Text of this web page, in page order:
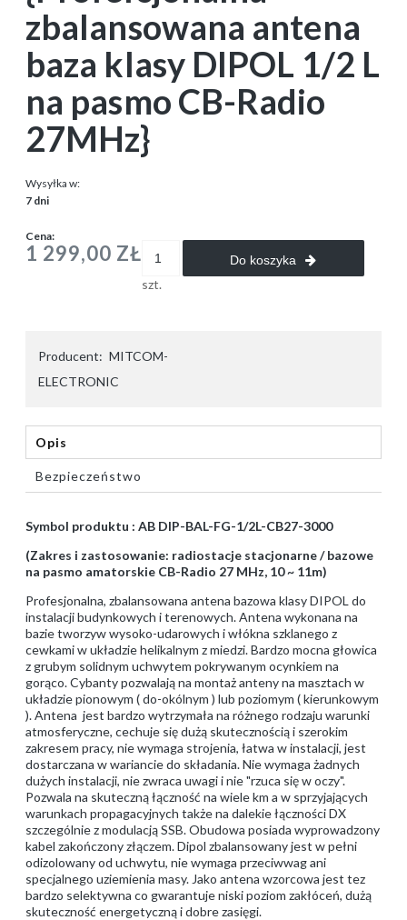
zbalansowana antena
baza klasy DIPOL 1/2 L
na pasmo CB-Radio
27MHz}
Wysyłka w:
7 dni
Cena:
1 299,00 ZŁ
szt.
Do koszyka
Producent: MITCOM-
ELECTRONIC
Opis
Bezpieczeństwo
Symbol produktu : AB DIP-BAL-FG-1/2L-CB27-3000
(Zakres i zastosowanie: radiostacje stacjonarne / bazowe
na pasmo amatorskie CB-Radio 27 MHz, 10 ~ 11m)
Profesjonalna, zbalansowana antena bazowa klasy DIPOL do
instalacji budynkowych i terenowych. Antena wykonana na
bazie tworzyw wysoko-udarowych i włókna szklanego z
cewkami w układzie helikalnym z miedzi. Bardzo mocna głowica
z grubym solidnym uchwytem pokrywanym ocynkiem na
gorąco. Cybanty pozwalają na montaż anteny na masztach w
układzie pionowym ( do-okólnym ) lub poziomym ( kierunkowym
). Antena jest bardzo wytrzymała na różnego rodzaju warunki
atmosferyczne, cechuje się dużą skutecznością i szerokim
zakresem pracy, nie wymaga strojenia, łatwa w instalacji, jest
dostarczana w wariancie do składania. Nie wymaga żadnych
dużych instalacji, nie zwraca uwagi i nie "rzuca się w oczy".
Pozwala na skuteczną łączność na wiele km a w sprzyjających
warunkach propagacyjnych także na dalekie łączności DX
szczególnie z modulacją SSB. Obudowa posiada wyprowadzony
kabel zakończony złączem. Dipol zbalansowany jest w pełni
odizolowany od uchwytu, nie wymaga przeciwwag ani
specjalnego uziemienia masy. Jako antena wzorcowa jest tez
bardzo selektywna co gwarantuje niski poziom zakłóceń, dużą
skuteczność energetyczną i dobre zasięgi.